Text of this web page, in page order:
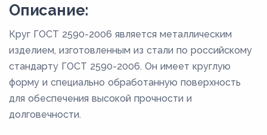
Описание:
Круг ГОСТ 2590-2006 является металлическим
изделием, изготовленным из стали по российскому
стандарту ГОСТ 2590-2006. Он имеет круглую
форму и специально обработанную поверхность
для обеспечения высокой прочности и
долговечности.